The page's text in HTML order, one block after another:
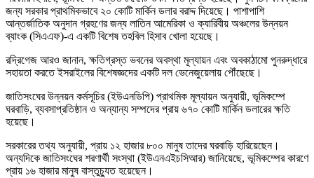
জন্য সরকার প্রাথমিকভাবে ২০ কোটি মার্কিন ডলার বরাদ্দ দিয়েছে। পাশাপাশি
আন্তর্জাতিক অনুদান গ্রহণের জন্য লাতিন আমেরিকা ও ক্যারিবীয় অঞ্চলের উন্নয়ন
ব্যাংক (সিএএফ)-এ একটি বিশেষ তহবিল হিসাব খোলা হয়েছে।
রদ্রিগেজ আরও জানান, ক্ষতিগ্রস্ত ভবনের অবস্থা মূল্যায়ন এবং অবকাঠামো পুনরুদ্ধারে
সহায়তা করতে ইসরাইলের বিশেষজ্ঞদের একটি দল ভেনেজুয়েলায় পৌঁছেছে।
জাতিসংঘের উন্নয়ন কর্মসূচির (ইউএনডিপি) প্রাথমিক মূল্যায়ন অনুযায়ী, ভূমিকম্পে
ঘরবাড়ি, ব্যবসাপ্রতিষ্ঠান ও অন্যান্য সম্পদের প্রায় ৬৭০ কোটি মার্কিন ডলারের ক্ষতি
হয়েছে।
সরকারের তথ্য অনুযায়ী, প্রায় ১২ হাজার ৮০০ মানুষ তাদের ঘরবাড়ি হারিয়েছেন।
অন্যদিকে জাতিসংঘের শরণার্থী সংস্থা (ইউএনএইচসিআর) জানিয়েছে, ভূমিকম্পের কারণে
প্রায় ১৬ হাজার মানুষ বাস্তুচ্যুত হয়েছেন।